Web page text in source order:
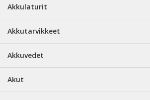
Akkulaturit
Akkutarvikkeet
Akkuvedet
Akut